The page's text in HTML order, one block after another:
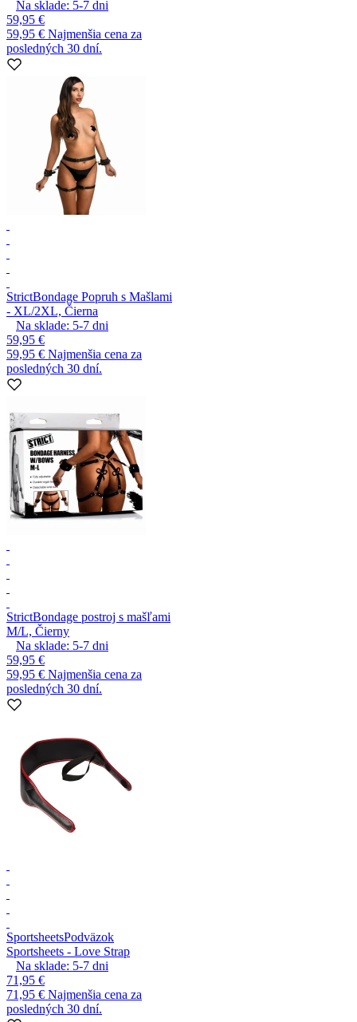
Na sklade: 5-7 dni
59,95 €
59,95 € Najmenšia cena za
posledných 30 dní.
StrictBondage Popruh s Mašlami
- XL/2XL, Čierna
Na sklade: 5-7 dni
59,95 €
59,95 € Najmenšia cena za
posledných 30 dní.
StrictBondage postroj s mašľami
M/L, Čierny
Na sklade: 5-7 dni
59,95 €
59,95 € Najmenšia cena za
posledných 30 dní.
SportsheetsPodväzok
Sportsheets - Love Strap
Na sklade: 5-7 dni
71,95 €
71,95 € Najmenšia cena za
posledných 30 dní.